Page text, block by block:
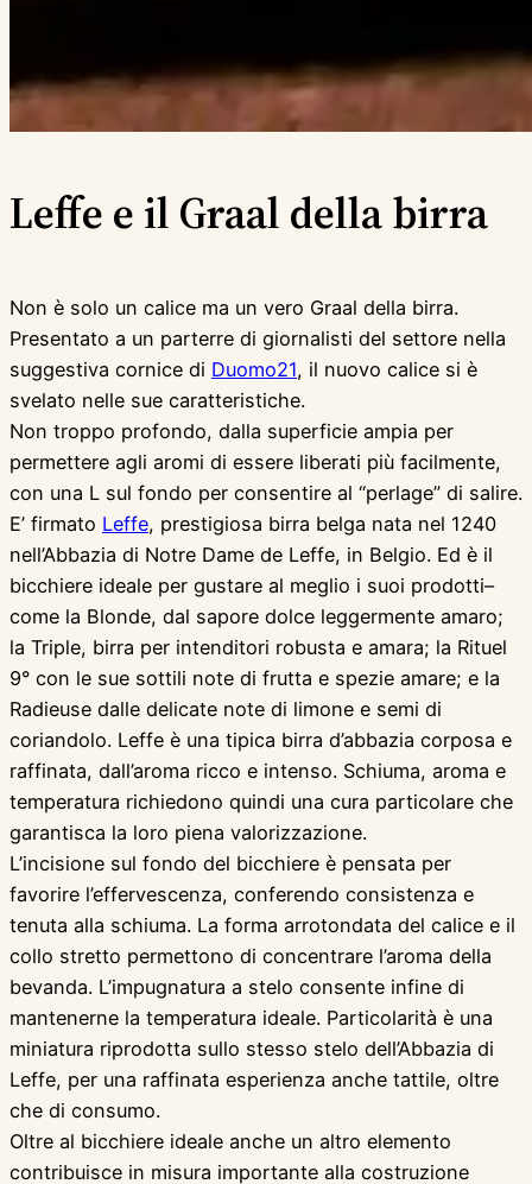
Leffe e il Graal della birra
Non è solo un calice ma un vero Graal della birra.
Presentato a un parterre di giornalisti del settore nella
suggestiva cornice di Duomo21, il nuovo calice si è
svelato nelle sue caratteristiche.
Non troppo profondo, dalla superficie ampia per
permettere agli aromi di essere liberati più facilmente,
con una L sul fondo per consentire al “perlage” di salire.
E’ firmato Leffe, prestigiosa birra belga nata nel 1240
nell’Abbazia di Notre Dame de Leffe, in Belgio. Ed è il
bicchiere ideale per gustare al meglio i suoi prodotti–
come la Blonde, dal sapore dolce leggermente amaro;
la Triple, birra per intenditori robusta e amara; la Rituel
9° con le sue sottili note di frutta e spezie amare; e la
Radieuse dalle delicate note di limone e semi di
coriandolo. Leffe è una tipica birra d’abbazia corposa e
raffinata, dall’aroma ricco e intenso. Schiuma, aroma e
temperatura richiedono quindi una cura particolare che
garantisca la loro piena valorizzazione.
L’incisione sul fondo del bicchiere è pensata per
favorire l’effervescenza, conferendo consistenza e
tenuta alla schiuma. La forma arrotondata del calice e il
collo stretto permettono di concentrare l’aroma della
bevanda. L’impugnatura a stelo consente infine di
mantenerne la temperatura ideale. Particolarità è una
miniatura riprodotta sullo stesso stelo dell’Abbazia di
Leffe, per una raffinata esperienza anche tattile, oltre
che di consumo.
Oltre al bicchiere ideale anche un altro elemento
contribuisce in misura importante alla costruzione